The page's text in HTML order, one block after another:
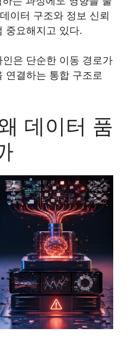
이터 구조와 정보 신뢰
중요해지고 있다.
은 단순한 이동 경로가
연결하는 통합 구조로
데이터 품